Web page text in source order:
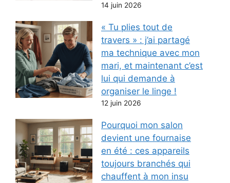
14 juin 2026
« Tu plies tout de
travers » : j’ai partagé
ma technique avec mon
mari, et maintenant c’est
lui qui demande à
organiser le linge !
12 juin 2026
Pourquoi mon salon
devient une fournaise
en été : ces appareils
toujours branchés qui
chauffent à mon insu